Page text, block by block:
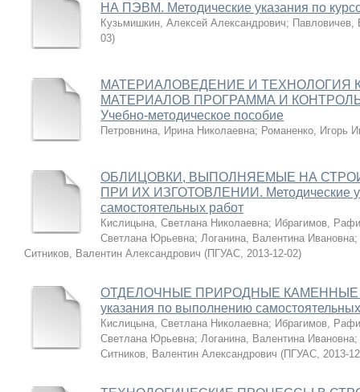
НА ПЭВМ. Методические указания по
Кузьмишкин, Алексей Александрович;
03)
МАТЕРИАЛОВЕДЕНИЕ И ТЕХНОЛОГИЯ
МАТЕРИАЛОВ ПРОГРАММА И
Учебно-методическое пособие
Петровнина, Ирина Николаевна; Романенко, Игорь
ОБЛИЦОВКИ, ВЫПОЛНЯЕМЫЕ НА
ПРИ ИХ ИЗГОТОВЛЕНИИ. Методические
самостоятельных работ
Кислицына, Светлана Николаевна; Ибрагимов,
Светлана Юрьевна; Логанина, Валентина Ивановна;
Ситников, Валентин Александрович (ПГУАС, 2013-12-02)
ОТДЕЛОЧНЫЕ ПРИРОДНЫЕ КАМЕННЫЕ
указания по выполнению
Кислицына, Светлана Николаевна; Ибрагимов,
Светлана Юрьевна; Логанина, Валентина Ивановна;
Ситников, Валентин Александрович (ПГУАС, 2013-